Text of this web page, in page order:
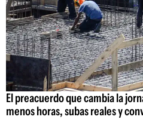
El preacuerdo que cambia la
menos horas, subas reales y